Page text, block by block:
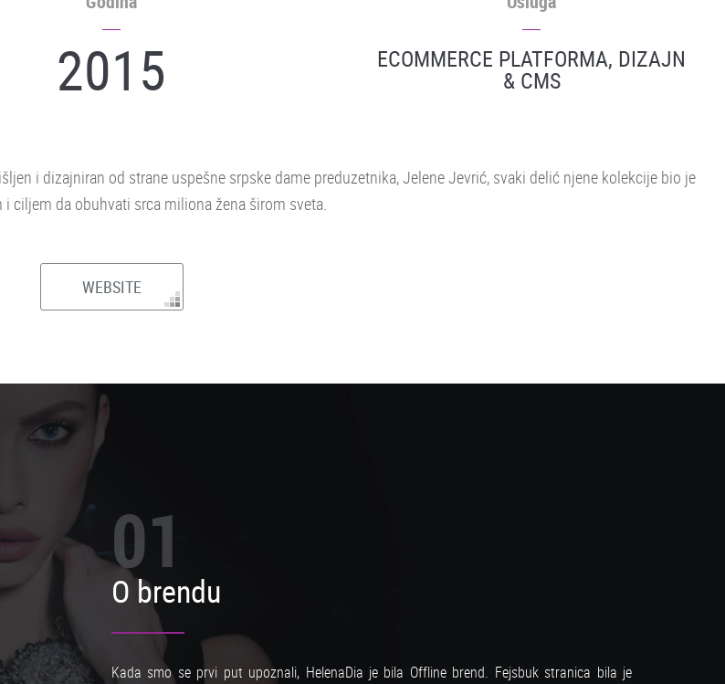
2015 ECOMMERCE PLATFORMA, DIZAJN
& CMS
i dizajniran od strane uspešne srpske dame preduzetnika, Jelene Jevrić, svaki delić njene kolekcije bio je
i ciljem da obuhvati srca miliona žena širom sveta.
WEBSITE
01
O brendu
Kada smo se prvi put upoznali, HelenaDia je bila Offline brend. Fejsbuk stranica bila je